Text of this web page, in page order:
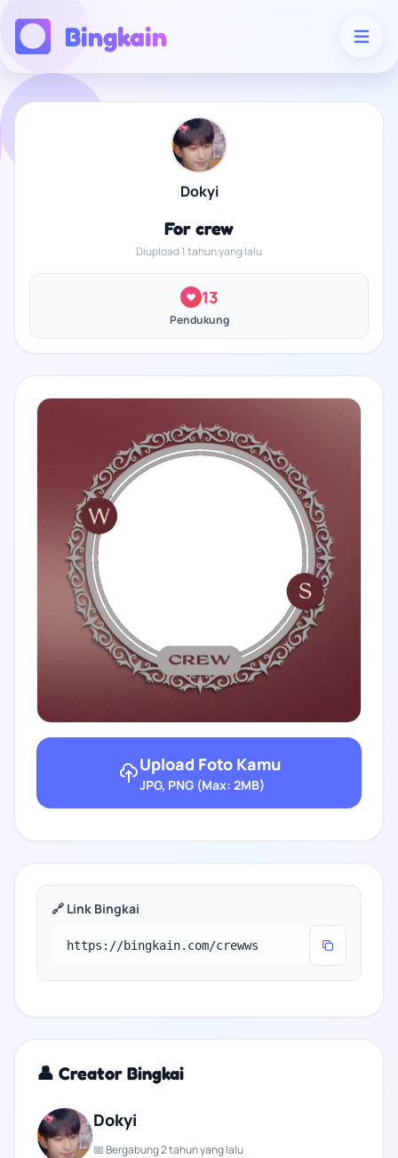
Bingkain
Dokyi
For crew
Diupload 1 tahun yang lalu
13
Pendukung
Upload Foto Kamu
JPG, PNG (Max: 2MB)
🔗 Link Bingkai
👤 Creator Bingkai
Dokyi
📅 Bergabung 2 tahun yang lalu